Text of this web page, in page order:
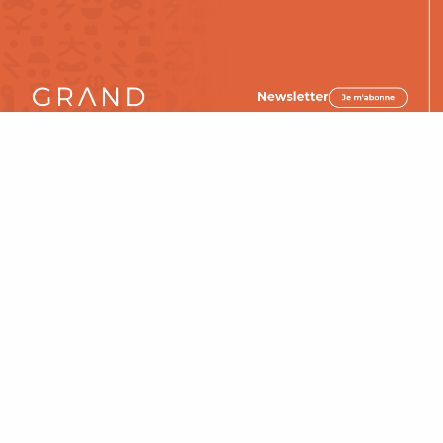
Newsletter Je m'abonne